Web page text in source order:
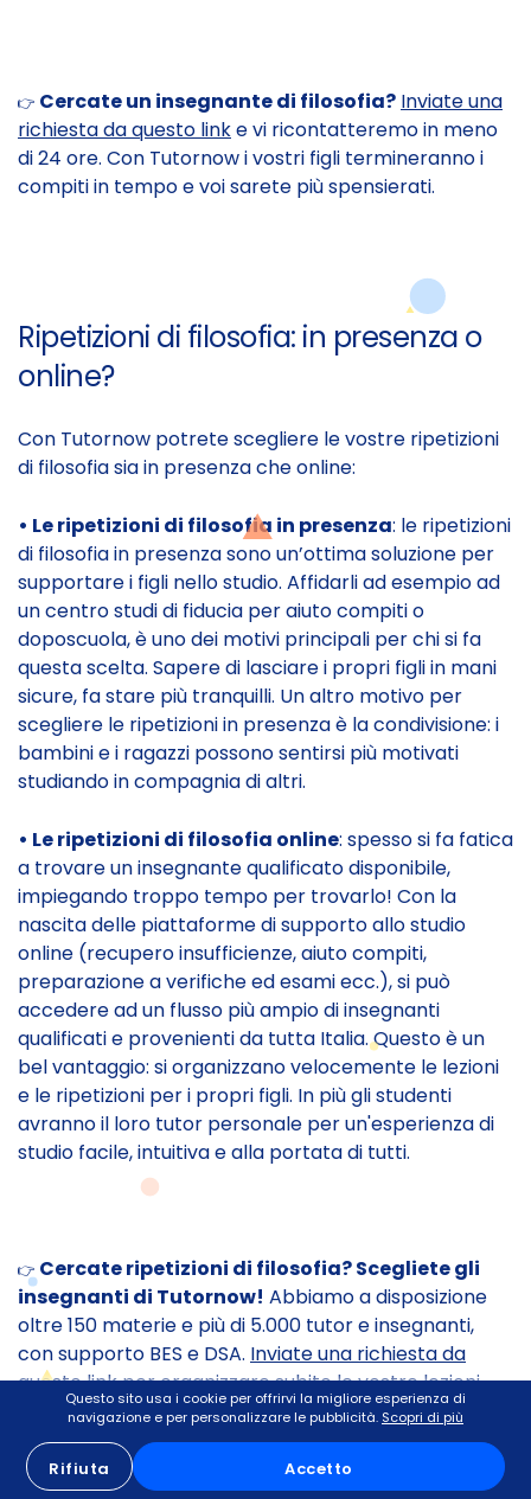
👉 Cercate un insegnante di filosofia? Inviate una
richiesta da questo linke vi ricontatteremo in meno
di 24 ore. Con Tutornow i vostri figli termineranno i
compiti in tempo e voi sarete più spensierati.
Ripetizioni di filosofia: in presenza o
online?
Con Tutornow potrete scegliere le vostre ripetizioni
di filosofia sia in presenza che online:
• Le ripetizioni di filosofia in presenza: le ripetizioni
di filosofia in presenza sono un’ottima soluzione per
supportare i figli nello studio. Affidarli ad esempio ad
un centro studi di fiducia per aiuto compiti o
doposcuola, è uno dei motivi principali per chi si fa
questa scelta. Sapere di lasciare i propri figli in mani
sicure, fa stare più tranquilli. Un altro motivo per
scegliere le ripetizioni in presenza è la condivisione: i
bambini e i ragazzi possono sentirsi più motivati
studiando in compagnia di altri.
• Le ripetizioni di filosofia online: spesso si fa fatica
a trovare un insegnante qualificato disponibile,
impiegando troppo tempo per trovarlo! Con la
nascita delle piattaforme di supporto allo studio
online (recupero insufficienze, aiuto compiti,
preparazione a verifiche ed esami ecc.), si può
accedere ad un flusso più ampio di insegnanti
qualificati e provenienti da tutta Italia. Questo è un
bel vantaggio: si organizzano velocemente le lezioni
e le ripetizioni per i propri figli. In più gli studenti
avranno il loro tutor personale per un'esperienza di
studio facile, intuitiva e alla portata di tutti.
👉 Cercate ripetizioni di filosofia? Scegliete gli
insegnanti di Tutornow! Abbiamo a disposizione
oltre 150 materie e più di 5.000 tutor e insegnanti,
con supporto BES e DSA. Inviate una richiesta da
questo linkper organizzare subito le vostre lezioni
con Tutornow.
Questo sito usa i cookie per offrirvi la migliore esperienza di
navigazione e per personalizzare le pubblicità. Scopri di più
Rifiuta Accetto